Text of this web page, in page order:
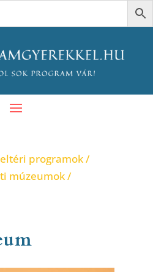
programok/
múzeumok/